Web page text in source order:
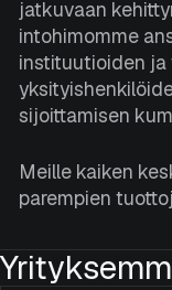
Merkitse rahastoja
Asiakasportaali
Suomi English
jatkuvaan
intohimomme
instituutioiden ja
sijoittamisen
Meille kaiken
parempien